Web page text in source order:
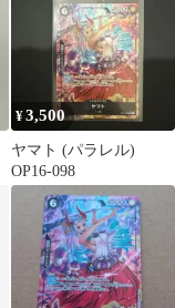
¥3,500
ヤマト (パラレル)
OP16-098